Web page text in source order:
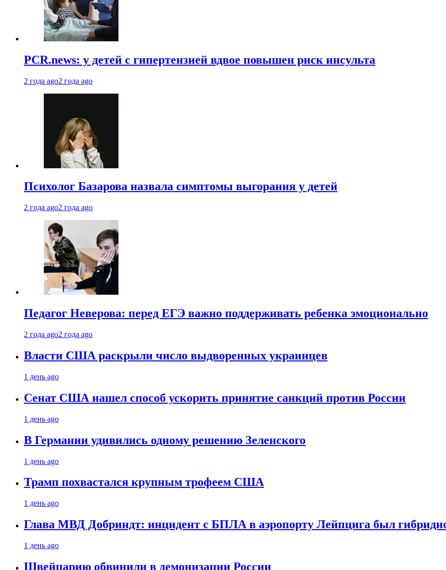
PCR.news: у детей с гипертензией вдвое повышен риск инсульта
2 года ago2 года ago
Психолог Базарова назвала симптомы выгорания у детей
2 года ago2 года ago
Педагог Неверова: перед ЕГЭ важно поддерживать ребенка эмоционально
2 года ago2 года ago
Власти США раскрыли число выдворенных украинцев
1 день ago
Сенат США нашел способ ускорить принятие санкций против России
1 день ago
В Германии удивились одному решению Зеленского
1 день ago
Трамп похвастался крупным трофеем США
1 день ago
Глава МВД Добриндт: инцидент с БПЛА в аэропорту Лейпцига был
1 день ago
Швейцарию обвинили в демонизации России